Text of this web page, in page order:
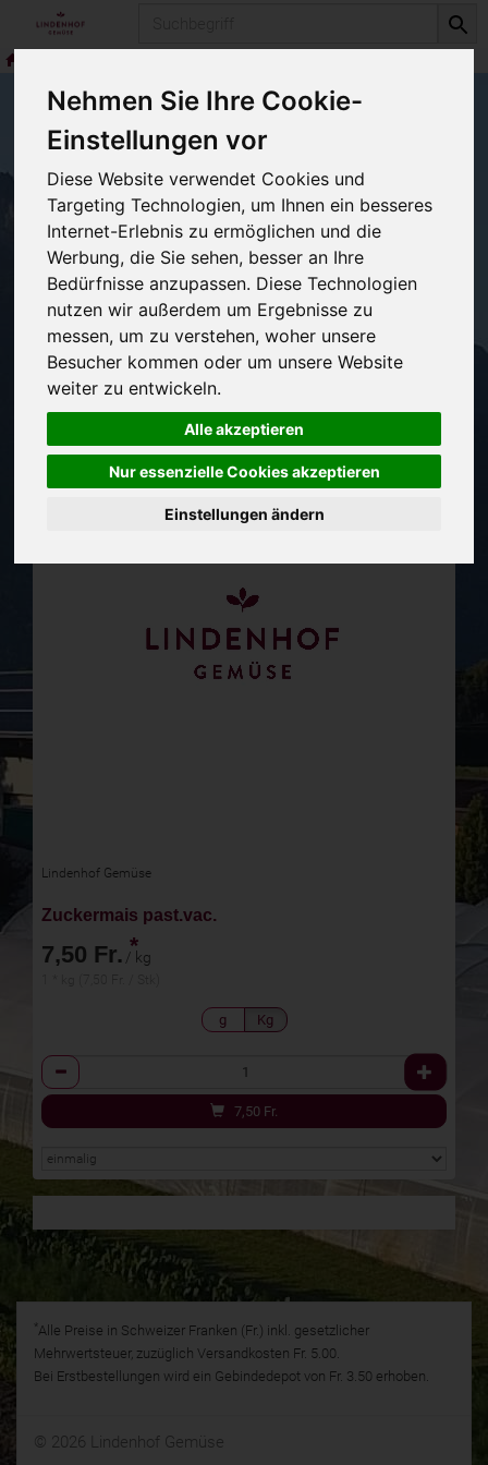
Nehmen Sie Ihre Cookie-
Einstellungen vor
Diese Website verwendet Cookies und
Targeting Technologien, um Ihnen ein besseres
Internet-Erlebnis zu ermöglichen und die
Werbung, die Sie sehen, besser an Ihre
Bedürfnisse anzupassen. Diese Technologien
nutzen wir außerdem um Ergebnisse zu
messen, um zu verstehen, woher unsere
Besucher kommen oder um unsere Website
weiter zu entwickeln.
Alle akzeptieren
Nur essenzielle Cookies akzeptieren
Einstellungen ändern
div. Gemüse 1 von 193
12
Hersteller
Lindenhof Gemüse
Zuckermais past.vac.
7,50 Fr. *
/ kg
g Kg
Anzahl
7,50 Fr.
*Alle Preise in Schweizer Franken (Fr.) inkl. gesetzlicher
Mehrwertsteuer, zuzüglich Versandkosten Fr. 5.00.
Bei Erstbestellungen wird ein Gebindedepot von Fr. 3.50 erhoben.
© 2026 Lindenhof Gemüse